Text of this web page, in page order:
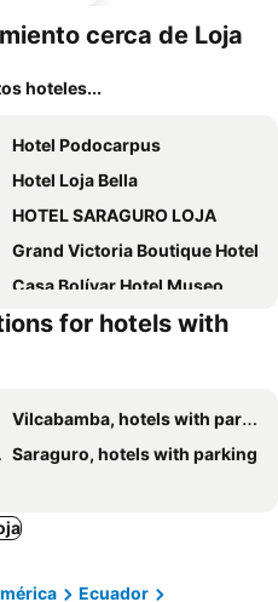
cerca de Loja
hoteles...
Hotel Podocarpus
Hotel Loja Bella
HOTEL SARAGURO LOJA
Grand Victoria Boutique Hotel
Casa Bolívar Hotel Museo
Hostal Pucará
Hotel Villonaco
Hotel Paris Loja
Bombuscaro Hotel
for hotels with
Vilcabamba, hotels with parking
Saraguro, hotels with parking
Ecuador